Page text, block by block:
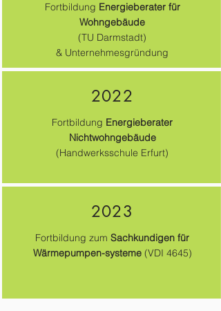
Fortbildung Energieberater für
Wohngebäude
(TU Darmstadt)
& Unternehmesgründung
2022
Fortbildung Energieberater
Nichtwohngebäude
(Handwerksschule Erfurt)
2023
Fortbildung zum Sachkundigen für
Wärmepumpen-systeme (VDI 4645)